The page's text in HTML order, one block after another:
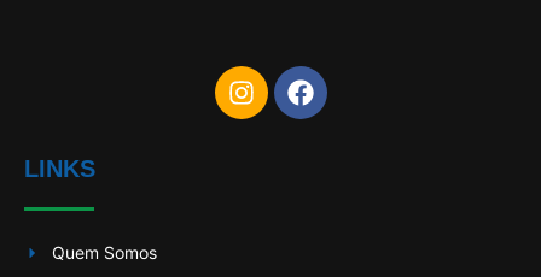
LINKS
Quem Somos